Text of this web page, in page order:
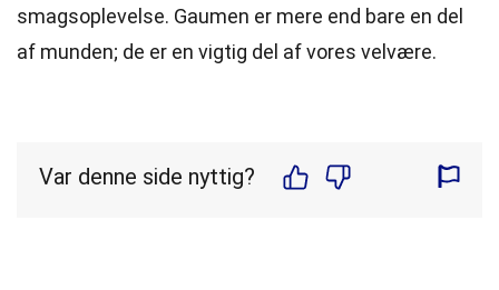
smagsoplevelse. Gaumen er mere end bare en del
af munden; de er en vigtig del af vores velvære.
Var denne side nyttig?